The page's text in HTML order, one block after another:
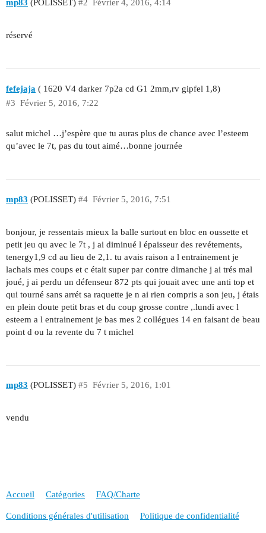
mp83 (POLISSET) Février 4, 2016, 4:14
#2
réservé
fefejaja ( 1620 V4 darker 7p2a cd G1 2mm,rv gipfel 1,8)
Février 5, 2016, 7:22
#3
salut michel …j’espère que tu auras plus de chance avec l’esteem
qu’avec le 7t, pas du tout aimé…bonne journée
mp83 (POLISSET) Février 5, 2016, 7:51
#4
bonjour, je ressentais mieux la balle surtout en bloc en oussette et
petit jeu qu avec le 7t , j ai diminué l épaisseur des revétements,
tenergy1,9 cd au lieu de 2,1. tu avais raison a l entrainement je
lachais mes coups et c était super par contre dimanche j ai trés mal
joué, j ai perdu un défenseur 872 pts qui jouait avec une anti top et
qui tourné sans arrét sa raquette je n ai rien compris a son jeu, j étais
en plein doute petit bras et du coup grosse contre ,.lundi avec l
esteem a l entrainement je bas mes 2 collégues 14 en faisant de beau
point d ou la revente du 7 t michel
mp83 (POLISSET) Février 5, 2016, 1:01
#5
vendu
Accueil Catégories FAQ/Charte
Conditions générales d'utilisation Politique de confidentialité